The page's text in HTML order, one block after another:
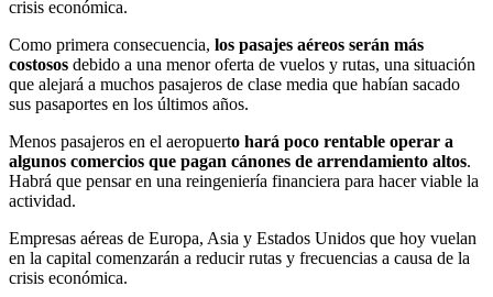
crisis económica.
Como primera consecuencia, los pasajes aéreos serán más
costosos debido a una menor oferta de vuelos y rutas, una situación
que alejará a muchos pasajeros de clase media que habían sacado
sus pasaportes en los últimos años.
Menos pasajeros en el aeropuerto hará poco rentable operar a
algunos comercios que pagan cánones de arrendamiento altos.
Habrá que pensar en una reingeniería financiera para hacer viable la
actividad.
Empresas aéreas de Europa, Asia y Estados Unidos que hoy vuelan
en la capital comenzarán a reducir rutas y frecuencias a causa de la
crisis económica.